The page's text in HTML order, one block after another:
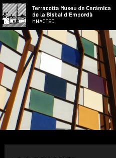
Aquest és un carrusel
Terracotta Museu
Terracotta Museu
Terracotta Museu. Terracotta